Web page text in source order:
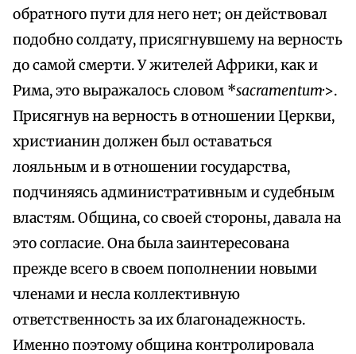
обратного пути для него нет; он действовал
подобно солдату, присягнувшему на верность
до самой смерти. У жителей Африки, как и
Рима, это выражалось словом *sacramentum·>.
Присягнув на верность в отношении Церкви,
христианин должен был оставаться
лояльным и в отношении государства,
подчиняясь административным и судебным
властям. Община, со своей стороны, давала на
это согласие. Она была заинтересована
прежде всего в своем пополнении новыми
членами и несла коллективную
ответственность за их благонадежность.
Именно поэтому община контролировала